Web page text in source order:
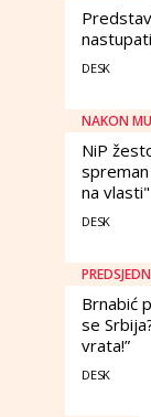
DESK
NAKON
NiP
na vlasti"
DESK
Brnabić
se
vrata!”
DESK